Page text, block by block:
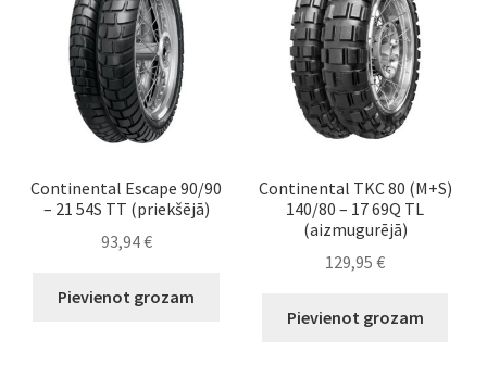
Continental Escape 90/90
– 21 54S TT (priekšējā)
93,94€
Pievienot grozam
Continental TKC 80 (M+S)
140/80 – 17 69Q TL
(aizmugurējā)
129,95€
Pievienot grozam